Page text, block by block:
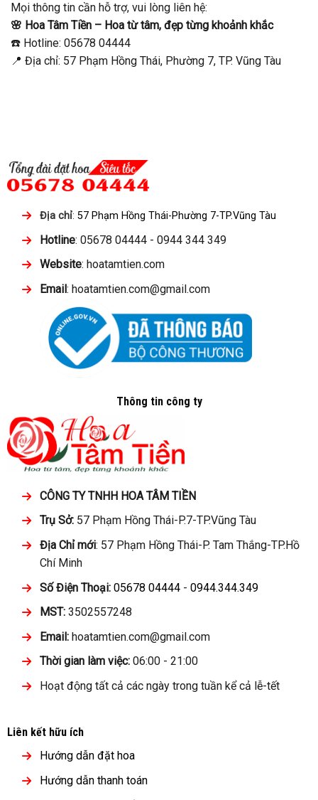
Mọi thông tin cần hỗ trợ, vui lòng liên hệ:
🌸 Hoa Tâm Tiền – Hoa từ tâm, đẹp từng khoảnh khắc
☎️ Hotline: 05678 04444
📍 Địa chỉ: 57 Phạm Hồng Thái, Phường 7, TP. Vũng Tàu
Địa chỉ: 57 Phạm Hồng Thái-Phường 7-TP.Vũng Tàu
Hotline: 05678 04444 - 0944 344 349
Website: hoatamtien.com
Email: hoatamtien.com@gmail.com
Thông tin công ty
CÔNG TY TNHH HOA TÂM TIỀN
Trụ Sở: 57 Phạm Hồng Thái-P.7-TP.Vũng Tàu
Địa Chỉ mới: 57 Phạm Hồng Thái-P. Tam Thắng-TP.Hồ
Chí Minh
Số Điện Thoại: 05678 04444- 0944.344.349
MST:3502557248
Email: hoatamtien.com@gmail.com
Thời gian làm việc:06:00 - 21:00
Hoạt động tất cả các ngày trong tuần kể cả lễ-tết
Liên kết hữu ích
Hướng dẫn đặt hoa
Hướng dẫn thanh toán